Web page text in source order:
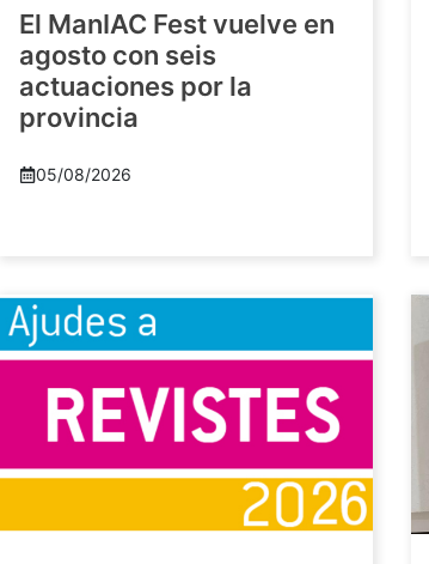
El ManIAC Fest vuelve en
agosto con seis
actuaciones por la
provincia
05/08/2026